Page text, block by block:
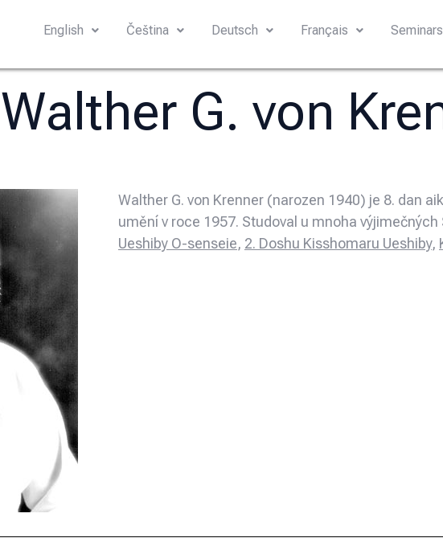
English Čeština Deutsch Français Seminars
Walther G. von
Walther G. von Krenner (narozen 1940) je 8. dan
umění v roce 1957. Studoval u mnoha
Ueshiby O-senseie, 2. Doshu Kisshomaru Ueshiby,